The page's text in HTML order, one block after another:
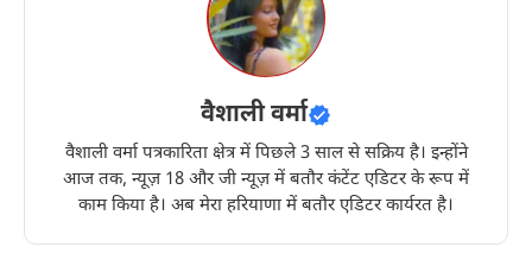
वैशाली वर्मा
वैशाली वर्मा पत्रकारिता क्षेत्र में पिछले 3 साल से सक्रिय है। इन्होंने
आज तक, न्यूज़ 18 और जी न्यूज़ में बतौर कंटेंट एडिटर के रूप में
काम किया है। अब मेरा हरियाणा में बतौर एडिटर कार्यरत है।